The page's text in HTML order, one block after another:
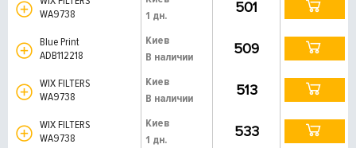
WA9738
1 дн.
501
Blue Print
ADB112218
Киев
В наличии
509
WIX FILTERS
WA9738
Киев
В наличии
513
WIX FILTERS
WA9738
Киев
1 дн.
533